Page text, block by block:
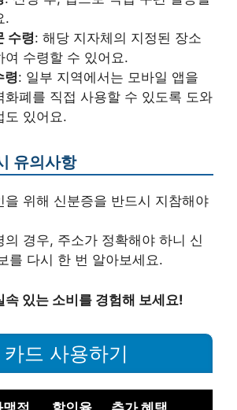
.
수령: 해당 지자체의 지정된 장소
여 수령할 수 있어요.
령: 일부 지역에서는 모바일 앱을
화폐를 직접 사용할 수 있도록 도와
도 있어요.
유의사항
을 위해 신분증을 반드시 지참해야
의 경우, 주소가 정확해야 하니 신
를 다시 한 번 알아보세요.
속 있는 소비를 경험해 보세요!
드 사용하기